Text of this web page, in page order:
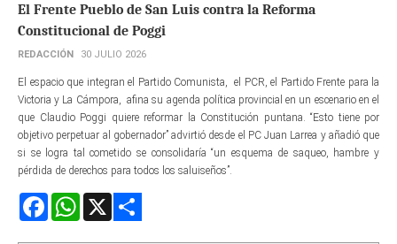
El Frente Pueblo de San Luis contra la Reforma
Constitucional de Poggi
REDACCIÓN 30 JULIO 2026
El espacio que integran el Partido Comunista, el PCR, el Partido Frente para la
Victoria y La Cámpora, afina su agenda política provincial en un escenario en el
que Claudio Poggi quiere reformar la Constitución puntana. “Esto tiene por
objetivo perpetuar al gobernador” advirtió desde el PC Juan Larrea y añadió que
si se logra tal cometido se consolidaría “un esquema de saqueo, hambre y
pérdida de derechos para todos los saluiseños”.
FacebookWhatsApp